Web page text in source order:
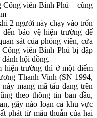
Công viên Bình Phú – cũng
2 người này chạy vào trốn
bảo vệ hiện trường để
sát của phóng viên, cửa
viên Bình Phú bị đập
hội đồng.
hiện trường thì ở một điểm
Thanh Vinh (SN 1994,
mang mã tấu đang trên
theo thông tin ban đầu,
gây náo loạn cả khu vực
phát từ mâu thuẫn của hai